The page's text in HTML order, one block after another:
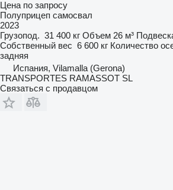
Цена по запросу
Полуприцеп самосвал
2023
Грузопод. 31 400 кг Объем 26 м³
Собственный вес 6 600 кг Количество
задняя
Испания, Vilamalla (Gerona)
TRANSPORTES RAMASSOT SL
Связаться с продавцом